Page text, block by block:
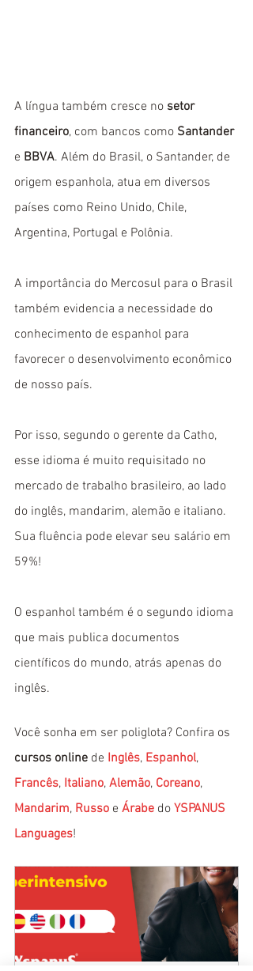
A língua também cresce no setor
financeiro, com bancos como Santander
e BBVA. Além do Brasil, o Santander, de
origem espanhola, atua em diversos
países como Reino Unido, Chile,
Argentina, Portugal e Polônia.
A importância do Mercosul para o Brasil
também evidencia a necessidade do
conhecimento de espanhol para
favorecer o desenvolvimento econômico
de nosso país.
Por isso, segundo o gerente da Catho,
esse idioma é muito requisitado no
mercado de trabalho brasileiro, ao lado
do inglês, mandarim, alemão e italiano.
Sua fluência pode elevar seu salário em
59%!
O espanhol também é o segundo idioma
que mais publica documentos
científicos do mundo, atrás apenas do
inglês.
Você sonha em ser poliglota? Confira os
cursos online de Inglês, Espanhol,
Francês, Italiano, Alemão, Coreano,
Mandarim, Russo e Árabe do YSPANUS
Languages!